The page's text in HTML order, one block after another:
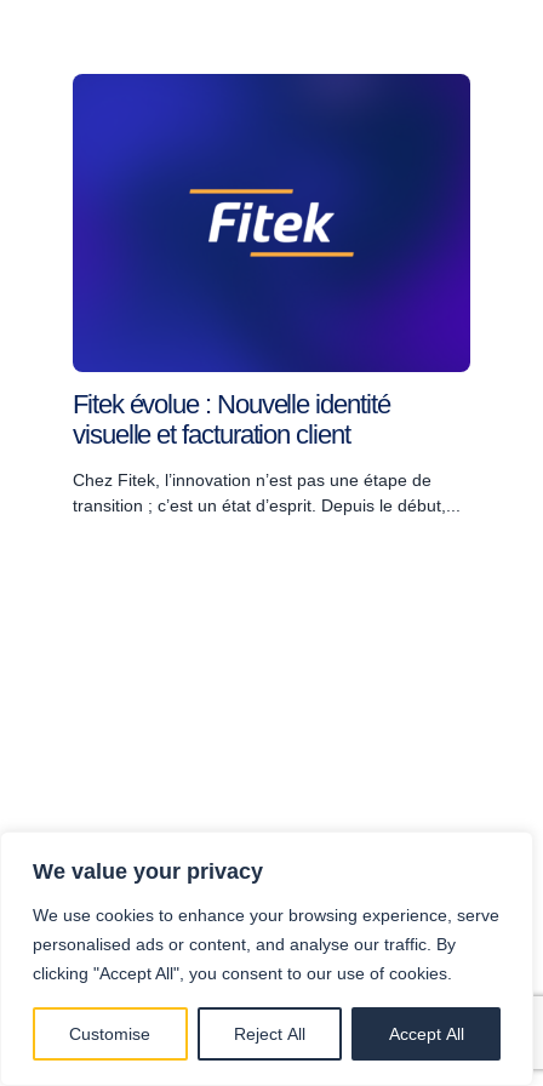
We value your privacy
We use cookies to enhance your browsing experience, serve
personalised ads or content, and analyse our traffic. By
clicking "Accept All", you consent to our use of cookies.
Customise Reject All Accept All
Fitek évolue : Nouvelle identité
visuelle et facturation client
Chez Fitek, l’innovation n’est pas une étape de
transition ; c’est un état d’esprit. Depuis le début,...